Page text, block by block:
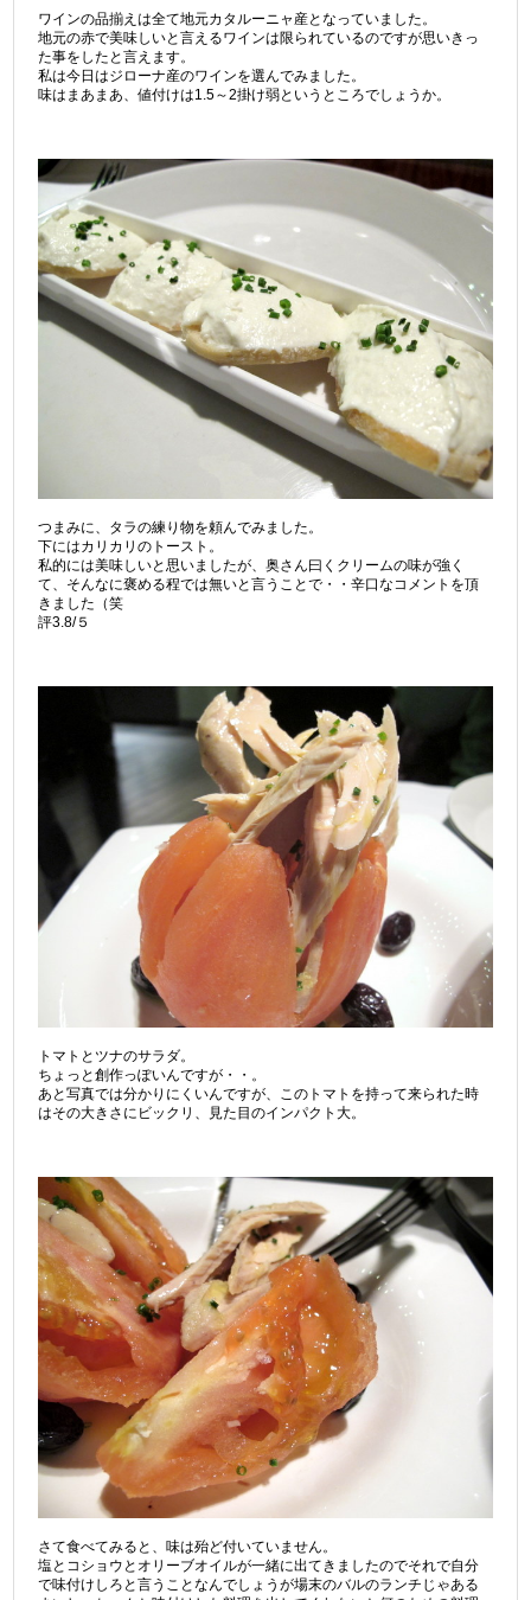
ワインの品揃えは全て地元カタルーニャ産となっていました。
地元の赤で美味しいと言えるワインは限られているのですが思いきっ
た事をしたと言えます。
私は今日はジローナ産のワインを選んでみました。
味はまあまあ、値付けは1.5～2掛け弱というところでしょうか。
つまみに、タラの練り物を頼んでみました。
下にはカリカリのトースト。
私的には美味しいと思いましたが、奥さん曰くクリームの味が強く
て、そんなに褒める程では無いと言うことで・・辛口なコメントを頂
きました（笑
評3.8/５
トマトとツナのサラダ。
ちょっと創作っぽいんですが・・。
あと写真では分かりにくいんですが、このトマトを持って来られた時
はその大きさにビックリ、見た目のインパクト大。
さて食べてみると、味は殆ど付いていません。
塩とコショウとオリーブオイルが一緒に出てきましたのでそれで自分
で味付けしろと言うことなんでしょうが場末のバルのランチじゃある